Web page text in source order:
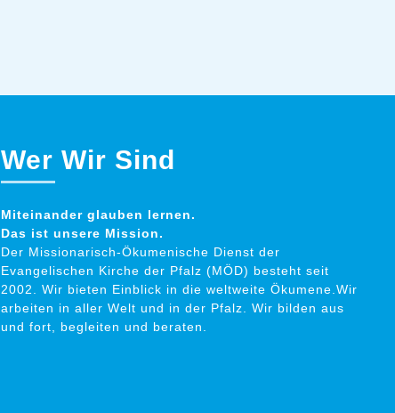
Wer Wir Sind
Miteinander glauben lernen.
Das ist unsere Mission.
Der Missionarisch-Ökumenische Dienst der
Evangelischen Kirche der Pfalz (MÖD) besteht seit
2002. Wir bieten Einblick in die weltweite Ökumene.Wir
arbeiten in aller Welt und in der Pfalz. Wir bilden aus
und fort, begleiten und beraten.